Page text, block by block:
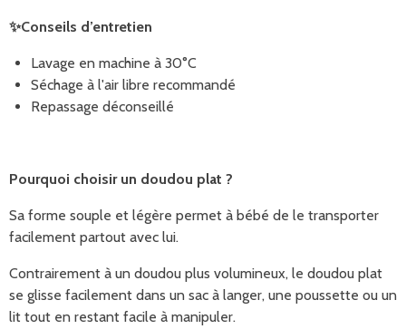
✨Conseils d’entretien
Lavage en machine à 30°C
Séchage à l'air libre recommandé
Repassage déconseillé
Pourquoi choisir un doudou plat ?
Sa forme souple et légère permet à bébé de le transporter
facilement partout avec lui.
Contrairement à un doudou plus volumineux, le doudou plat
se glisse facilement dans un sac à langer, une poussette ou un
lit tout en restant facile à manipuler.